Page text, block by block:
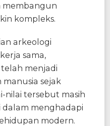
membangun
kompleks.
arkeologi
sama,
telah menjadi
sejak
nilai tersebut masih
dalam menghadapi
modern.